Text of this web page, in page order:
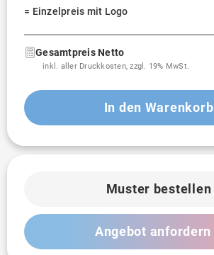
= Einzelpreis mit Logo
Gesamtpreis Netto
inkl. aller Druckkosten, zzgl. 19% MwSt.
In den Warenkorb
Muster bestellen
Angebot anfordern